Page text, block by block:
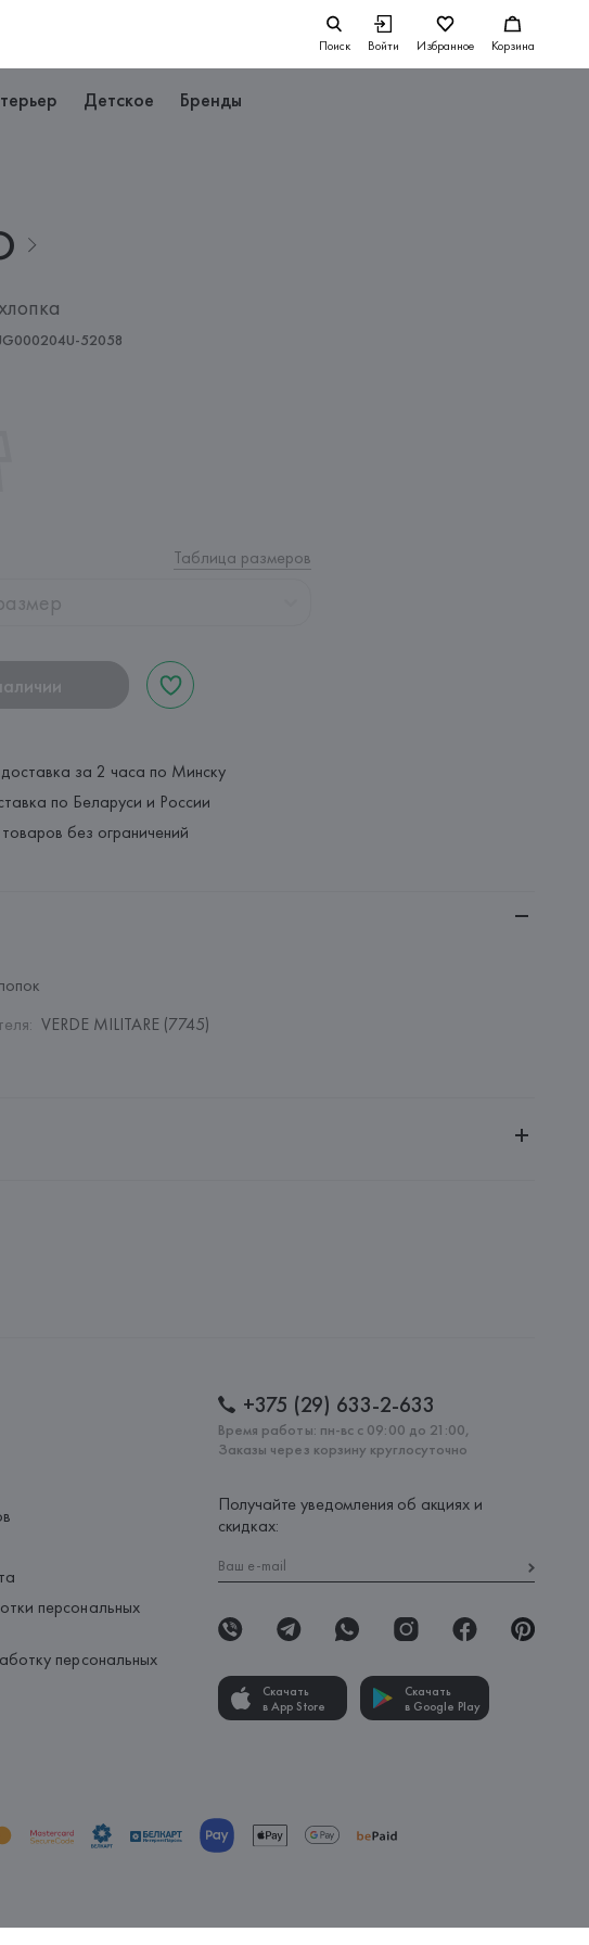
Поиск Войти Избранное Корзина
Детское Бренды
52058
Таблица размеров
за 2 часа по Минску
по Беларуси и России
без ограничений
: VERDE MILITARE (7745)
персональных
персональных
+375 (29) 633-2-633
Время работы: пн-вс с 09:00 до 21:00,
Заказы через корзину круглосуточно
Получайте уведомления об акциях и
скидках:
Скачать
в App Store
Скачать
в Google Play